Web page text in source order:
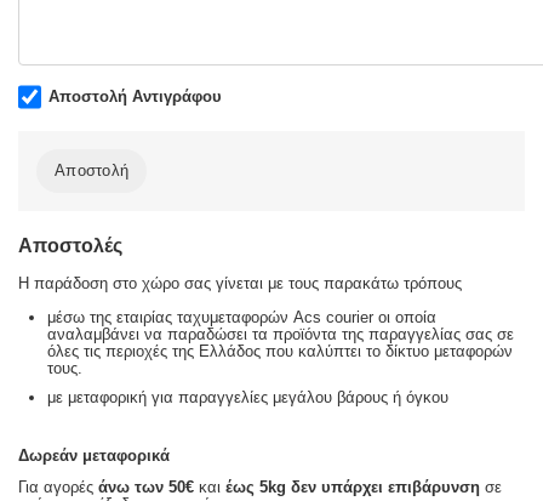
Αποστολή Αντιγράφου
Αποστολή
Αποστολές
Η παράδοση στο χώρο σας γίνεται με τους παρακάτω τρόπους
μέσω της εταιρίας ταχυμεταφορών Acs courier οι οποία
αναλαμβάνει να παραδώσει τα προϊόντα της παραγγελίας σας σε
όλες τις περιοχές της Ελλάδος που καλύπτει το δίκτυο μεταφορών
τους.
με μεταφορική για παραγγελίες μεγάλου βάρους ή όγκου
Δωρεάν μεταφορικά
Για αγορέςάνω των 50€ καιέως 5kg δεν υπάρχει επιβάρυνση σε